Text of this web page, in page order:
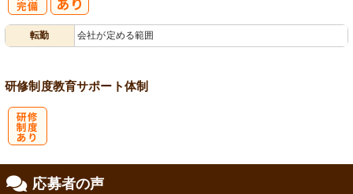
転勤 会社が定める範囲
研修制度教育サポート体制
応募者の声